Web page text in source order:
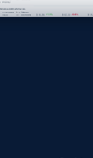
global